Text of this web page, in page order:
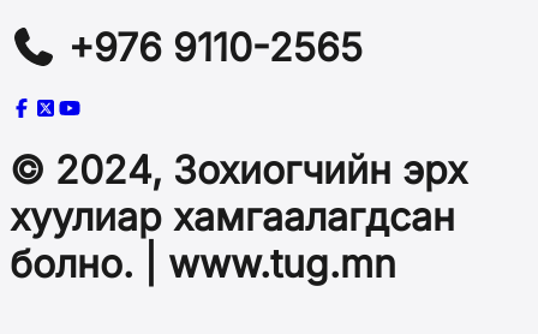
+976 9110-2565
© 2024, Зохиогчийн эрх
хуулиар хамгаалагдсан
болно. | www.tug.mn